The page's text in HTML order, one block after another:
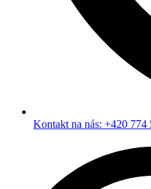
Kontakt na nás: +420 774